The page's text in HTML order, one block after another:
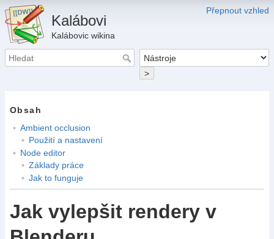
Přepnout vzhled
Kalábovi
Kalábovic wikina
>
Obsah
Ambient occlusion
Použití a nastavení
Node editor
Základy práce
Jak to funguje
Jak vylepšit rendery v